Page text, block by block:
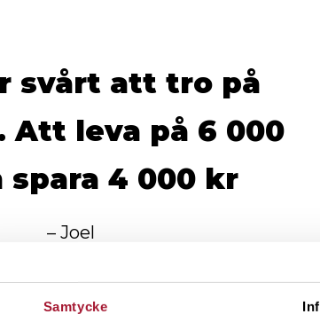
Samtycke
svårt att tro på
Att leva på 6 000
spara 4 000 kr
– Joel